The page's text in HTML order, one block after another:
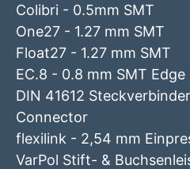
Colibri - 0.5mm SMT
One27 - 1.27 mm SMT
Float27 - 1.27 mm SMT
EC.8 - 0.8 mm SMT Edge
DIN 41612
Connector
flexilink - 2,54 mm
VarPol Stift- &